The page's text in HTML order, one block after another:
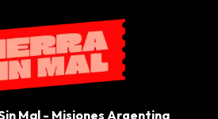
Mal - Misiones Argentina